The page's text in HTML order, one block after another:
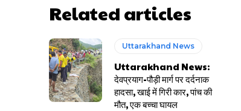
Related articles
Uttarakhand News
Uttarakhand News:
देवप्रयाग-पौड़ी मार्ग पर दर्दनाक
हादसा, खाई में गिरी कार, पांच की
मौत, एक बच्चा घायल